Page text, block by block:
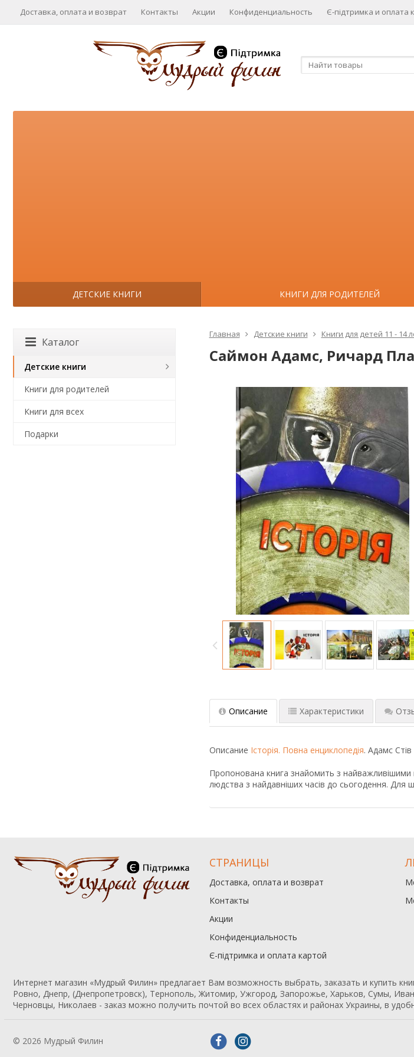
Доставка, оплата и возврат Контакты Акции Конфиденциальность Є-підтримка и оплата
ДЕТСКИЕ КНИГИ КНИГИ ДЛЯ РОДИТЕЛЕЙ
Главная Детские книги Книги для детей 11 - 14
Саймон Адамс, Ричард
Описание Характеристики
Описание Історія. Повна енциклопедія. Адамс Стів
Пропонована книга знайомить з найважливішими
людства з найдавніших часів до сьогодення. Для
Каталог
Детские книги
Книги для родителей
Книги для всех
Подарки
СТРАНИЦЫ
Доставка, оплата и возврат
Контакты
Акции
Конфиденциальность
Є-підтримка и оплата картой
Интернет магазин «Мудрый Филин» предлагает Вам возможность выбрать, заказать и купить
Ровно, Днепр, (Днепропетровск), Тернополь, Житомир, Ужгород, Запорожье, Харьков, Сумы,
Черновцы, Николаев - заказ можно получить почтой во всех областях и районах Украины, в
© 2026 Мудрый Филин